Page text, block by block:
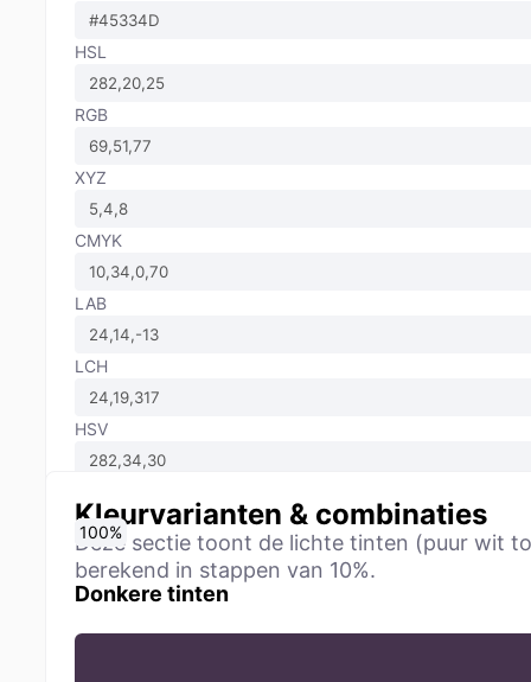
HSL
RGB
XYZ
CMYK
LAB
LCH
HSV
Kleurvarianten & combinaties
Deze sectie toont de lichte tinten (puur wit
berekend in stappen van 10%.
Donkere tinten
0%
10%
20%
30%
40%
50%
60%
70%
80%
90%
100%